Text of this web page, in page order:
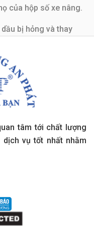
của hộp số xe nâng.
bị hỏng và thay
khẩu từ Châu Âu
tâm tới chất lượng
vụ tốt nhất nhằm